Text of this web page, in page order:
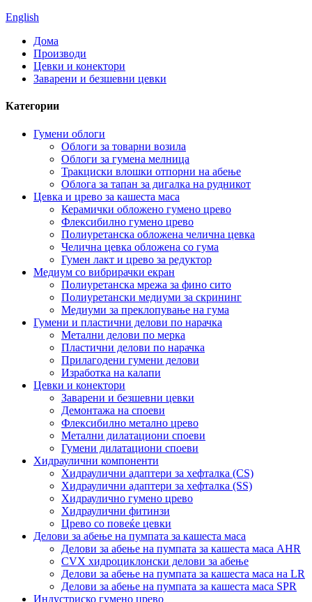
English
Дома
Производи
Цевки и конектори
Заварени и безшевни цевки
Категории
Гумени облоги
Облоги за товарни возила
Облоги за гумена мелница
Тракциски влошки отпорни на абење
Облога за тапан за дигалка на рудникот
Цевка и црево за кашеста маса
Керамички обложено гумено црево
Флексибилно гумено црево
Полиуретанска обложена челична цевка
Челична цевка обложена со гума
Гумен лакт и црево за редуктор
Медиум со вибрирачки екран
Полиуретанска мрежа за фино сито
Полиуретански медиуми за скрининг
Медиуми за преклопување на гума
Гумени и пластични делови по нарачка
Метални делови по мерка
Пластични делови по нарачка
Прилагодени гумени делови
Изработка на калапи
Цевки и конектори
Заварени и безшевни цевки
Демонтажа на споеви
Флексибилно метално црево
Метални дилатациони споеви
Гумени дилатациони споеви
Хидраулични компоненти
Хидраулични адаптери за хефталка (CS)
Хидраулични адаптери за хефталка (SS)
Хидраулично гумено црево
Хидраулични фитинзи
Црево со повеќе цевки
Делови за абење на пумпата за кашеста маса
Делови за абење на пумпата за кашеста маса AHR
CVX хидроциклонски делови за абење
Делови за абење на пумпата за кашеста маса на LR
Делови за абење на пумпата за кашеста маса SPR
Индустриско гумено црево